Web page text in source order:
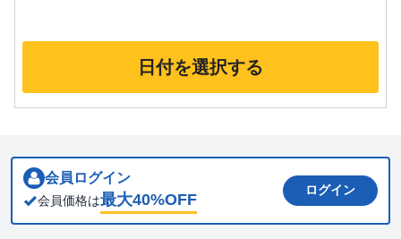
日付を選択する
会員ログイン
会員価格は最大40%OFF
ログイン